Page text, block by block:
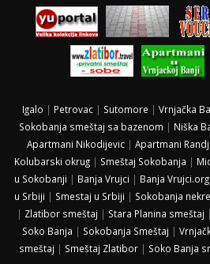
Igalo | Petrovac| Sutomore | Vrnjačka
Sokobanja smeštaj sa bazenom | Niška
Apartmani Nikodijevic| Apartmani
Kolubarski okrug | Smeštaj Sokobanja |
u Sokobanji | Banja Vrujci | Banja Vrujci.org
u Srbiji | Smestaj u Srbiji | Sokobanja
| Zlatibor smeštaj | Stara Planina smeštaj |
Soko Banja | Sokobanja Smeštaj |
smeštaj | Smeštaj Zlatibor | Soko Banja